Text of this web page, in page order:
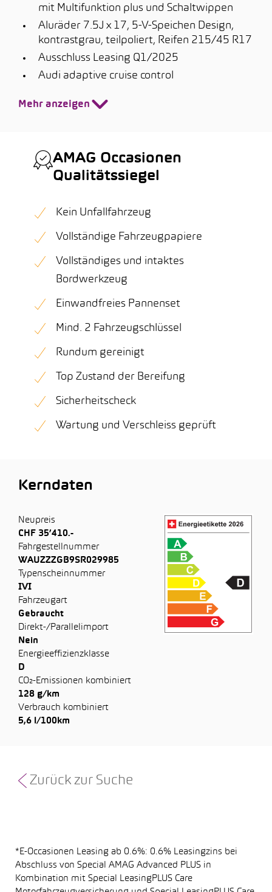
mit Multifunktion plus und Schaltwippen
Aluräder 7.5J x 17, 5-V-Speichen Design,
kontrastgrau, teilpoliert, Reifen 215/45 R17
Ausschluss Leasing Q1/2025
Audi adaptive cruise control
Mehr anzeigen
AMAG Occasionen
Qualitätssiegel
Kein Unfallfahrzeug
Vollständige Fahrzeugpapiere
Vollständiges und intaktes
Bordwerkzeug
Einwandfreies Pannenset
Mind. 2 Fahrzeugschlüssel
Rundum gereinigt
Top Zustand der Bereifung
Sicherheitscheck
Wartung und Verschleiss geprüft
Kerndaten
Neupreis
CHF 35’410.-
Fahrgestellnummer
WAUZZZGB9SR029985
Typenscheinnummer
IVI
Fahrzeugart
Gebraucht
Direkt-/Parallelimport
Nein
Energieeffizienzklasse
D
CO₂-Emissionen kombiniert
128 g/km
Verbrauch kombiniert
5,6 l/100km
Zurück zur Suche
*E-Occasionen Leasing ab 0.6%: 0.6% Leasingzins bei
Abschluss von Special AMAG Advanced PLUS in
Kombination mit Special LeasingPLUS Care